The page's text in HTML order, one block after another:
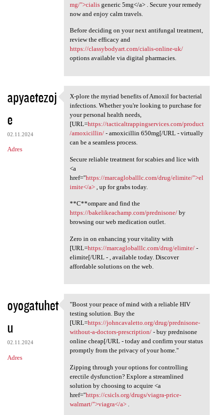
mg/">cialisgeneric 5mg</a> . Secure your remedy
now and enjoy calm travels.
Before deciding on your next antifungal treatment,
review the efficacy and
https://classybodyart.com/cialis-online-uk/
options available via digital pharmacies.
apyaetezoj
e
02.11.2024
Adres
X-plore the myriad benefits
X-plore the myriad benefits of Amoxil for bacterial
infections. Whether you're looking to purchase for
your personal health needs,
[URL=https://tacticaltrappingservices.com/product
/amoxicillin/- amoxicillin 650mg[/URL - virtually
can be a seamless process.
Secure reliable treatment for scabies and lice with
<a
href="https://marcagloballlc.com/drug/elimite/">el
imite</a>, up for grabs today.
**C**ompare and find the
https://bakelikeachamp.com/prednisone/by
browsing our web medication outlet.
Zero in on enhancing your vitality with
[URL=https://marcagloballlc.com/drug/elimite/-
elimite[/URL - , available today. Discover
affordable solutions on the web.
oyogatuhet
u
02.11.2024
Adres
"Boost your peace of mind
"Boost your peace of mind with a reliable HIV
testing solution. Buy the
[URL=https://johncavaletto.org/drug/prednisone-
without-a-doctors-prescription/- buy prednisone
online cheap[/URL - today and confirm your status
promptly from the privacy of your home."
Zipping through your options for controlling
erectile dysfunction? Explore a streamlined
solution by choosing to acquire <a
href="https://csicls.org/drugs/viagra-price-
walmart/">viagra</a>.